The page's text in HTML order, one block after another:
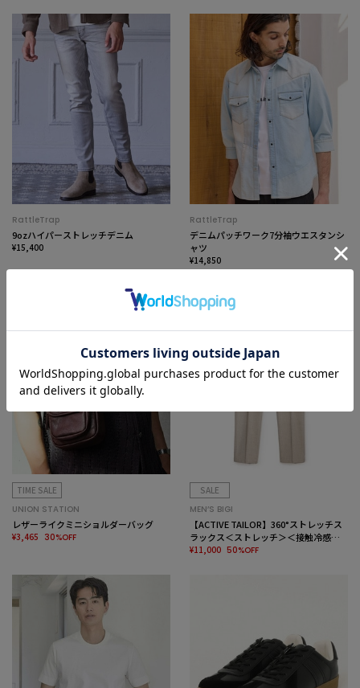
RattleTrap
9ozハイパーストレッチデニム
¥15,400
RattleTrap
デニムパッチワーク7分袖ウエスタンシ
ャツ
¥14,850
TIME SALE
UNION STATION
レザーライクミニショルダーバッグ
¥3,465 30%OFF
SALE
MEN’S BIGI
【ACTIVE TAILOR】360°ストレッチス
ラックス＜ストレッチ＞＜接触冷感＞
＜速乾＞
¥11,000 50%OFF